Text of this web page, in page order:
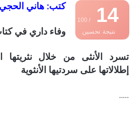
14
/ 100
نتيجة تحسين
كتب: هاني الحجي
وفاء داري في
تسرد الأنثى من خلال نثريتها
إطلالاتها على سردتيها الأنثوية
…..